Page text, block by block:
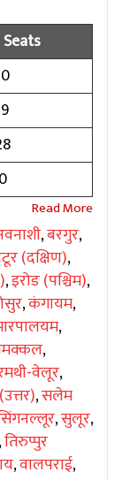
0
,बरगुर,
(दक्षिण),
,इरोड (पश्चिम),
,कंगायम,
,
,
वेलूर,
,सलेम
,सुलूर,
,तिरुप्पुर
,वालपराई,